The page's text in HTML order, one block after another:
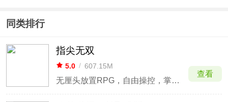
同类排行
指尖无双
5.0 / 607.15M
无厘头放置RPG，自由操控，掌握全局
查看